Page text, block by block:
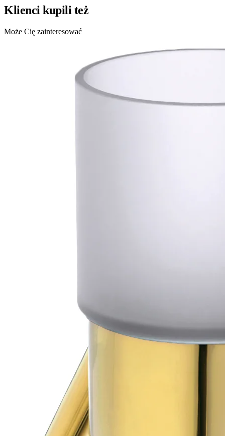
Klienci kupili też
Może Cię zainteresować